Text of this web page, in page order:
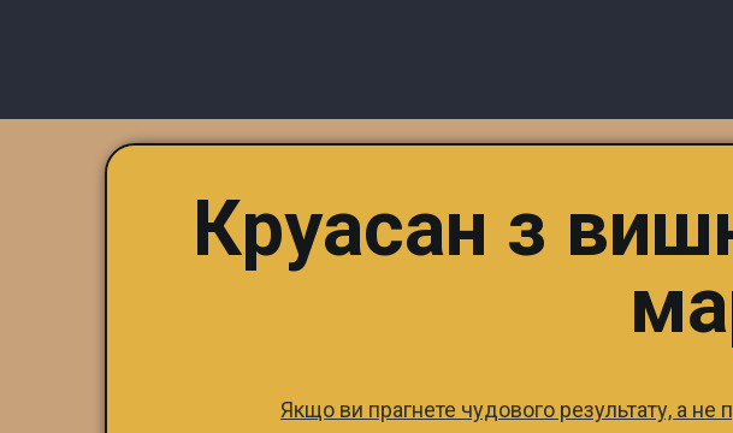
Круасан з
Якщо ви прагнете чудового результату, а не